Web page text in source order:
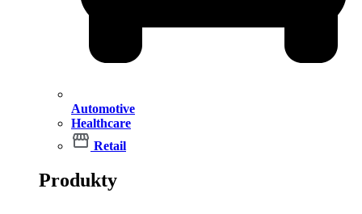
Automotive
Healthcare
Retail
Produkty